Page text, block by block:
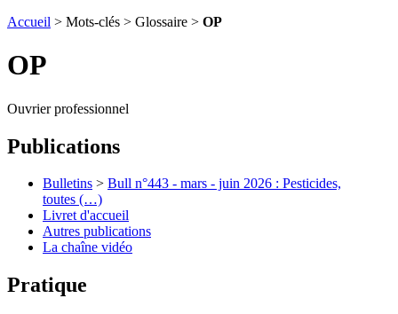
Accueil > Mots-clés > Glossaire > OP
OP
Ouvrier professionnel
Publications
Bulletins > Bull n°443 - mars - juin 2026 : Pesticides,
toutes (…)
Livret d'accueil
Autres publications
La chaîne vidéo
Pratique